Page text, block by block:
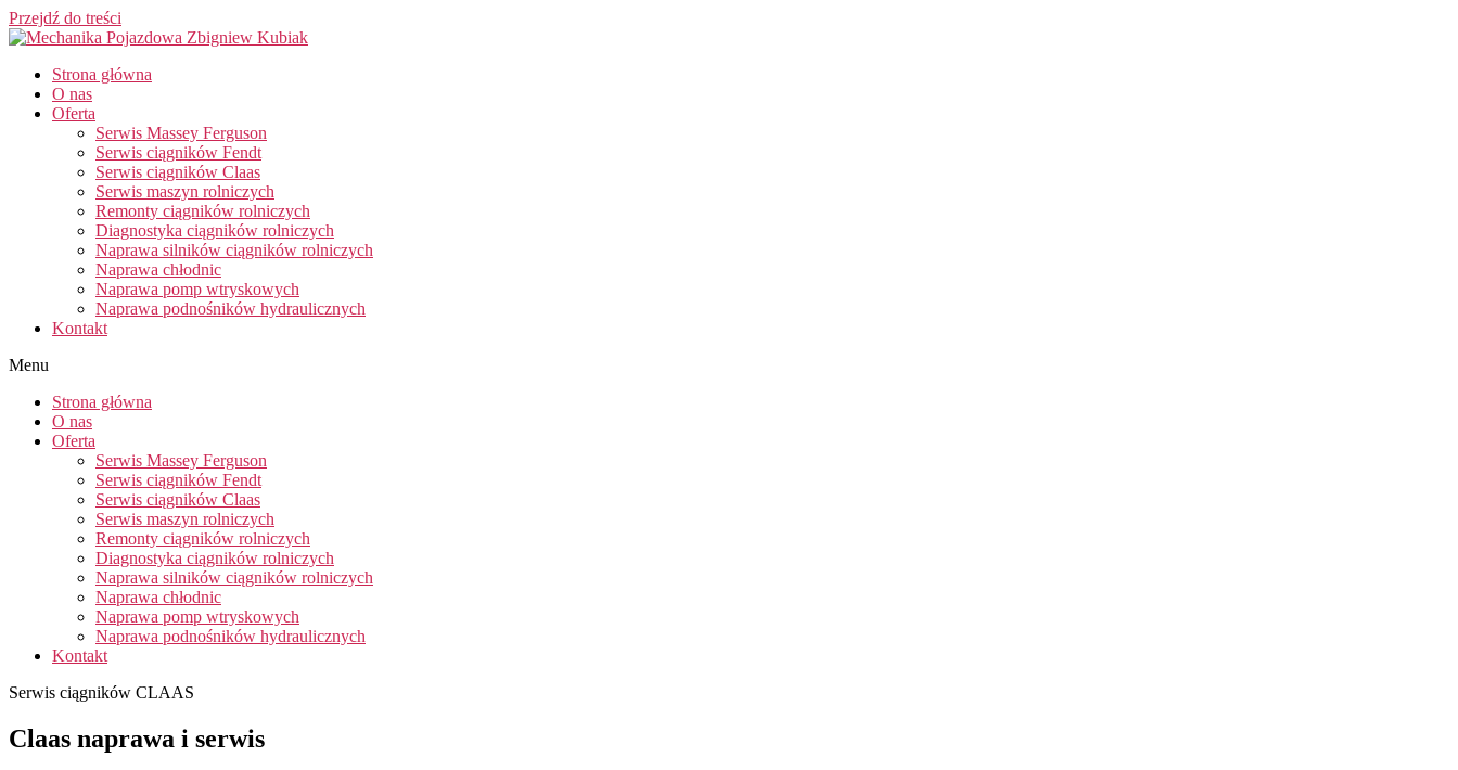
Przejdź do treści
Strona główna
O nas
Oferta
Serwis Massey Ferguson
Serwis ciągników Fendt
Serwis ciągników Claas
Serwis maszyn rolniczych
Remonty ciągników rolniczych
Diagnostyka ciągników rolniczych
Naprawa silników ciągników rolniczych
Naprawa chłodnic
Naprawa pomp wtryskowych
Naprawa podnośników hydraulicznych
Kontakt
Menu
Strona główna
O nas
Oferta
Serwis Massey Ferguson
Serwis ciągników Fendt
Serwis ciągników Claas
Serwis maszyn rolniczych
Remonty ciągników rolniczych
Diagnostyka ciągników rolniczych
Naprawa silników ciągników rolniczych
Naprawa chłodnic
Naprawa pomp wtryskowych
Naprawa podnośników hydraulicznych
Kontakt
Serwis ciągników CLAAS
Claas naprawa i serwis